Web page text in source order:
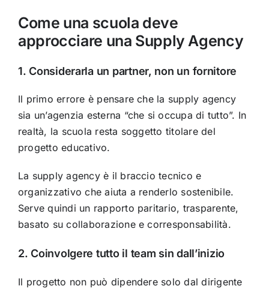
Come una scuola deve
approcciare una Supply Agency
1. Considerarla un partner, non un fornitore
Il primo errore è pensare che la supply agency
sia un’agenzia esterna “che si occupa di tutto”. In
realtà, la scuola resta soggetto titolare del
progetto educativo.
La supply agency è il braccio tecnico e
organizzativo che aiuta a renderlo sostenibile.
Serve quindi un rapporto paritario, trasparente,
basato su collaborazione e corresponsabilità.
2. Coinvolgere tutto il team sin dall’inizio
Il progetto non può dipendere solo dal dirigente